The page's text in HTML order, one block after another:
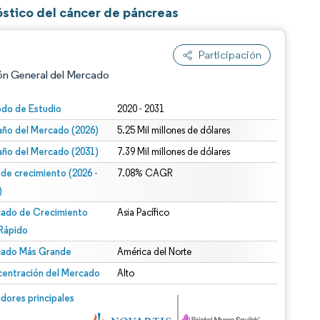
del cáncer de páncreas
Participación
General del Mercado
de Estudio 2020 - 2031
del Mercado (2026) 5.25 Mil millones de dólares
del Mercado (2031) 7.39 Mil millones de dólares
de crecimiento (2026 -
7.08% CAGR
de Crecimiento
Asia Pacífico
Más Grande América del Norte
del Mercado Alto
principales
© Mordor Intelligence. El uso requiere atribución según CC BY 4.0.
CC BY 4.0.